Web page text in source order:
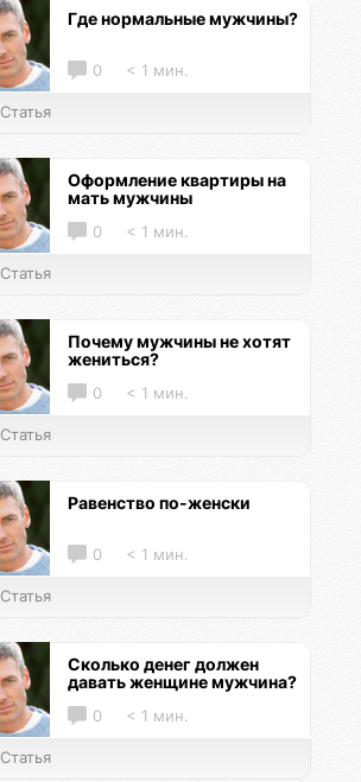
Где нормальные мужчины?
0 < 1 мин.
Статья
Оформление квартиры на
мать мужчины
0 < 1 мин.
Статья
Почему мужчины не хотят
жениться?
0 < 1 мин.
Статья
Равенство по-женски
0 < 1 мин.
Статья
Сколько денег должен
давать женщине мужчина?
0 < 1 мин.
Статья